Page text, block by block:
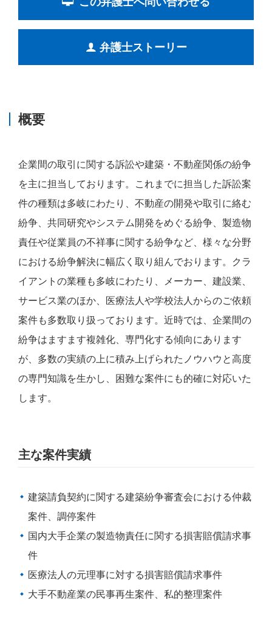
弁護士ストーリー
概要
企業間の取引に関する訴訟や建築・不動産関係の紛争
を主に担当しております。これまでに担当した訴訟案
件の種類は多岐にわたり、不動産の開発や取引に絡む
紛争、共同研究やシステム開発をめぐる紛争、製造物
責任や従業員の不祥事に関する紛争など、様々な分野
における紛争解決に幅広く取り組んでおります。クラ
イアントの業種も多岐にわたり、メーカー、建設業、
サービス業のほか、医療法人や学校法人からのご依頼
案件も多数取り扱っております。近時では、企業間の
紛争はますます複雑化、専門化する傾向にあります
が、多数の実績の上に積み上げられたノウハウと高度
の専門知識を生かし、困難な案件にも的確に対応いた
します。
主な案件実績
建築請負契約に関する建築紛争審査会における仲裁
案件、調停案件
国内大手企業の製造物責任に関する損害賠償請求事
件
医療法人の元理事に対する損害賠償請求事件
大手不動産業の民事再生案件、私的整理案件